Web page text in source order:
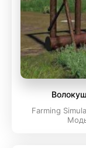
Farming